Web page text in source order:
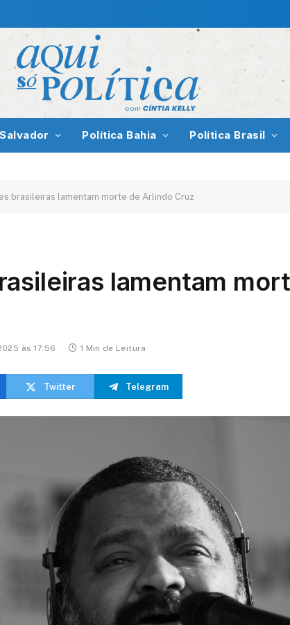
Política Bahia Política Brasil
brasileiras lamentam morte de Arlindo Cruz
lamentam
às 17:56 1 Min de Leitura
Twitter Telegram